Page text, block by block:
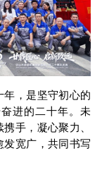
，是坚守初心的
进的二十年。未
手，凝心聚力、
宽广，共同书写